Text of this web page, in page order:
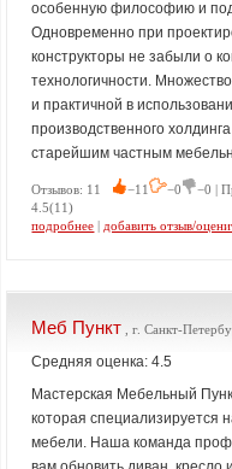
особенную философию и
Одновременно при
конструкторы не забыли о
технологичности.
и практичной в
производственного
старейшим частным
Отзывов: 11 −11 −0
−0 |
4.5(11)
подробнее | добавить отзыв/
Меб Пункт , г. Санкт-
Средняя оценка: 4.5
Мастерская Мебельный
которая специализируется
мебели. Наша команда